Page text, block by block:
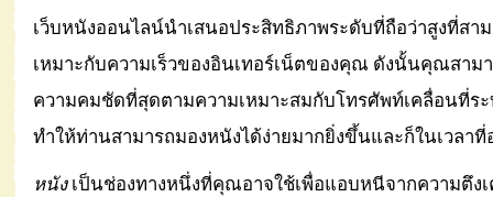
เว็บหนังออนไลน์นำเสนอประสิทธิภาพระดับที่ถือว่าสูงที่สา
เหมาะกับความเร็วของอินเทอร์เน็ตของคุณ ดังนั้นคุณสาม
ความคมชัดที่สุดตามความเหมาะสมกับโทรศัพท์เคลื่อนที่ร
ทำให้ท่านสามารถมองหนังได้ง่ายมากยิ่งขึ้นและก็ในเวลาที่
หนังเป็นช่องทางหนึ่งที่คุณอาจใช้เพื่อแอบหนีจากความตึง